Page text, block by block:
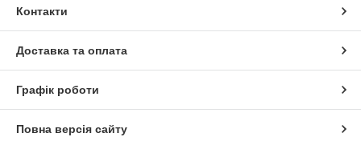
Контакти
Доставка та оплата
Графік роботи
Повна версія сайту